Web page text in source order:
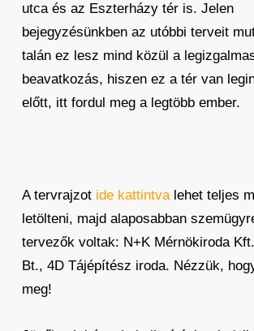
utca és az Eszterházy tér is. Jelen
bejegyzésünkben az utóbbi terveit
talán ez lesz mind közül a
beavatkozás, hiszen ez a tér van
előtt, itt fordul meg a legtöbb ember.
A tervrajzot ide kattintvalehet teljes
letölteni, majd alaposabban
tervezők voltak: N+K Mérnökiroda
Bt., 4D Tájépítész iroda. Nézzük,
meg!